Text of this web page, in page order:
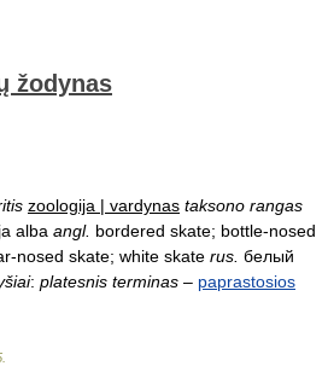
žodynas
zoologija | vardynas taksono rangas
alba angl. bordered skate; bottle-nosed
nosed skate; white skate rus. белый
: platesnis terminas – paprastosios